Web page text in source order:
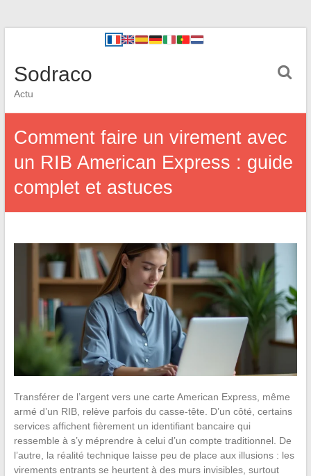
Sodraco
Actu
Comment faire un virement avec
un RIB American Express : guide
complet et astuces
Transférer de l’argent vers une carte American Express, même
armé d’un RIB, relève parfois du casse-tête. D’un côté, certains
services affichent fièrement un identifiant bancaire qui
ressemble à s’y méprendre à celui d’un compte traditionnel. De
l’autre, la réalité technique laisse peu de place aux illusions : les
virements entrants se heurtent à des murs invisibles, surtout